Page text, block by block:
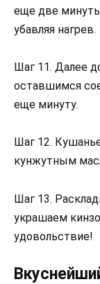
еще две
убавляя нагрев.
Шаг 11. Далее
оставшимся
еще минуту.
Шаг 12.
кунжутным
Шаг 13.
украшаем
удовольствие!